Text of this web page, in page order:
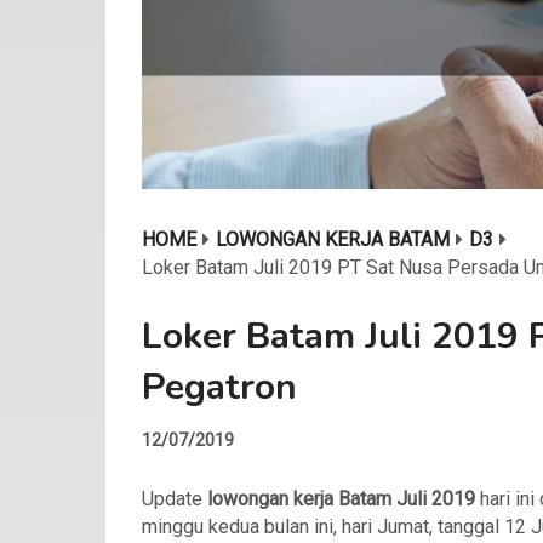
HOME LOWONGAN KERJA BATAM
D3
Loker Batam Juli 2019 PT Sat Nusa Persada
Loker Batam Juli 2019
Pegatron
12/07/2019
Update lowongan kerja Batam Juli 2019 hari ini
minggu kedua bulan ini, hari Jumat, tanggal 12